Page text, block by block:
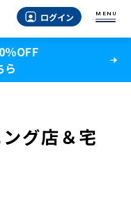
ログイン MENU
％OFF
ら
グ店＆宅